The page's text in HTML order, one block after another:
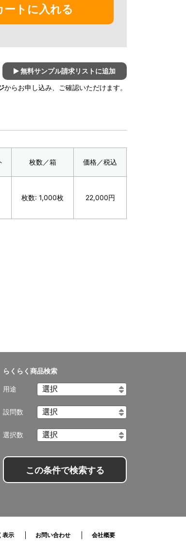
トに入れる
無料サンプル請求リストに追加
からお申し込み、ご確認いただけます。
枚数／箱 価格／税込
枚数: 1,000枚 22,000円
らくらく商品検索
用途
設問数
選択数
この条件で検索する
表示 お問い合わせ
会社概要